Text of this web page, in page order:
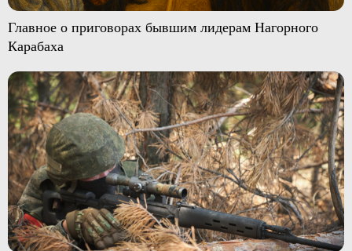
Главное о приговорах бывшим лидерам Нагорного
Карабаха